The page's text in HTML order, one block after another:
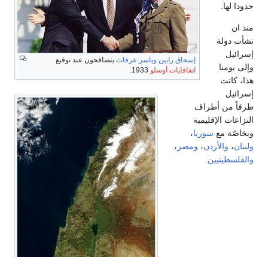
إسحاق رابين وياسر عرفاتيتصافحون عند توقيع
اتفاقايات أوسلو
لها.
ان
دولة
يومنا
كانت
من أطراف
الإقليمية
معسوريا،
،والأردن، ومصر،
.